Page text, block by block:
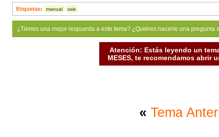
Etiquetas: manual ssis
¿Tienes una mejor respuesta a este tema? ¿Quiéres hacerle una
Atención: Estás leyendo un
MESES, te recomendamos abrir
« Tema